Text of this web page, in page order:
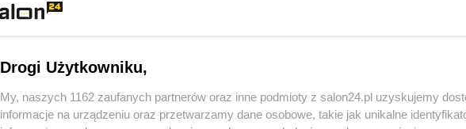
Drogi Użytkowniku,
My, naszych 1162 zaufanych partnerów oraz inne podmioty z salon24.pl uzyskujemy
informacje na urządzeniu oraz przetwarzamy dane osobowe, takie jak unikalne